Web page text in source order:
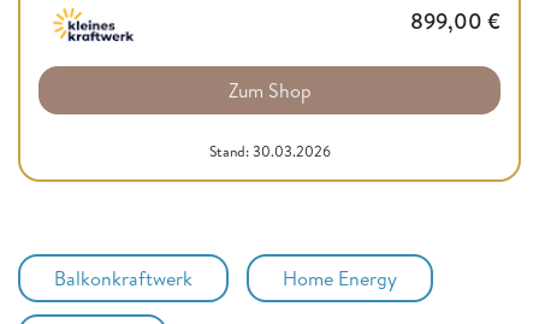
899,00 €
Zum Shop
Stand: 30.03.2026
Balkonkraftwerk Home Energy